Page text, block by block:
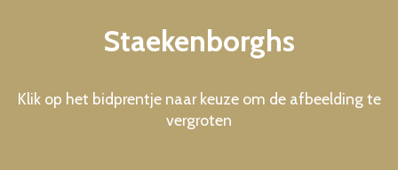
Staekenborghs
Klik op het bidprentje naar keuze om de afbeelding te
vergroten